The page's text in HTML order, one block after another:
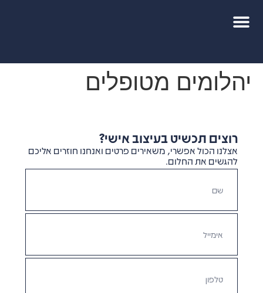
יהלומים מטופלים
רוצים תכשיט בעיצוב אישי?
אצלנו הכול אפשרי, משאירים פרטים ואנחנו חוזרים אליכם
להגשים את החלום.